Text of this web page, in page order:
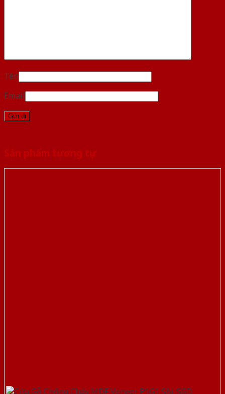
Tên
Email
Sản phẩm tương tự